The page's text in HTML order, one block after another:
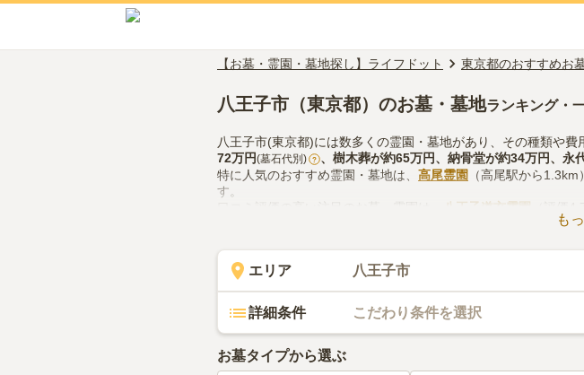
【お墓・霊園・墓地探し】ライフドット 東京都のおすすめお
八王子市（東京都）のお墓・墓地ランキング・
八王子市(東京都)には数多くの霊園・墓地があり、その種類や
72万円(墓石代別) ? 、 樹木葬が約65万円、 納骨堂が約34万円、 永
特に人気のおすすめ霊園・墓地は、 高尾霊園 （高尾駅から1.3km
す。
八王子道玄霊園
（評価4.3点・口コミ1件）があり
の供花やお線香の入手方法などを考慮して選ぶとよいでしょう
も
エリア 八王子市
詳細条件 こだわり条件を選択
お墓タイプから選ぶ